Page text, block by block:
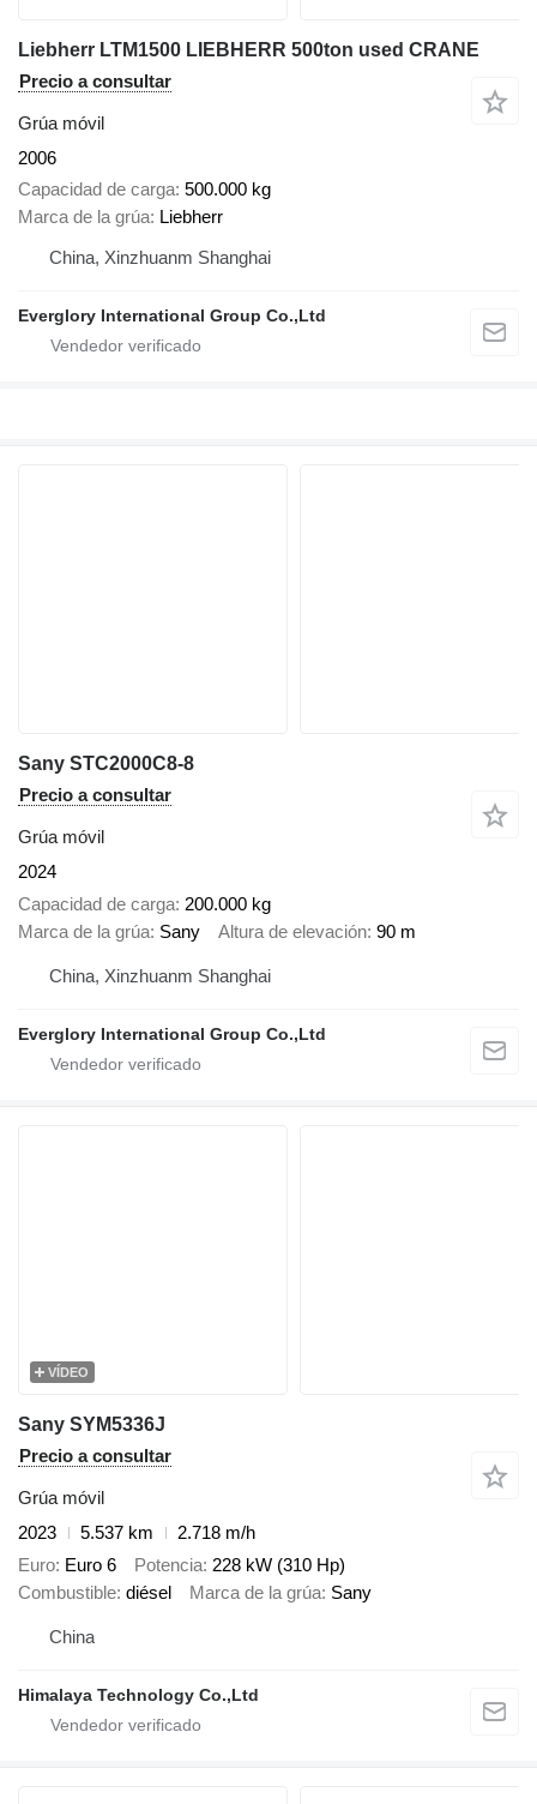
Liebherr LTM1500 LIEBHERR 500ton used CRANE
Precio a consultar
Grúa móvil
2006
Capacidad de carga 500.000 kg
Marca de la grúa Liebherr
China, Xinzhuanm Shanghai
Everglory International Group Co.,Ltd
Sany STC2000C8-8
Precio a consultar
Grúa móvil
2024
Capacidad de carga 200.000 kg
Marca de la grúa Sany Altura de elevación 90 m
China, Xinzhuanm Shanghai
Everglory International Group Co.,Ltd
VÍDEO
Sany SYM5336J
Precio a consultar
Grúa móvil
2023
5.537 km
2.718 m/h
Euro Euro 6 Potencia 228 kW (310 Hp)
Combustible diésel Marca de la grúa Sany
China
Himalaya Technology Co.,Ltd